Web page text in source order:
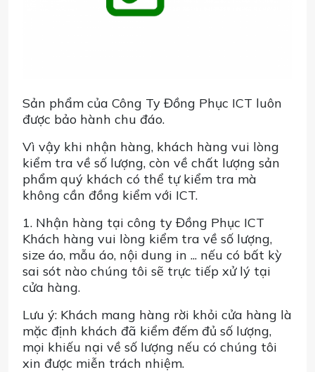
Sản phẩm của Công Ty Đồng Phục ICT luôn
được bảo hành chu đáo.
Vì vậy khi nhận hàng, khách hàng vui lòng
kiểm tra về số lượng, còn về chất lượng sản
phẩm quý khách có thể tự kiểm tra mà
không cần đồng kiểm với ICT.
1. Nhận hàng tại công ty Đồng Phục ICT
Khách hàng vui lòng kiểm tra về số lượng,
size áo, mẫu áo, nội dung in ... nếu có bất kỳ
sai sót nào chúng tôi sẽ trực tiếp xử lý tại
cửa hàng.
Lưu ý: Khách mang hàng rời khỏi cửa hàng là
mặc định khách đã kiểm đếm đủ số lượng,
mọi khiếu nại về số lượng nếu có chúng tôi
xin được miễn trách nhiệm.